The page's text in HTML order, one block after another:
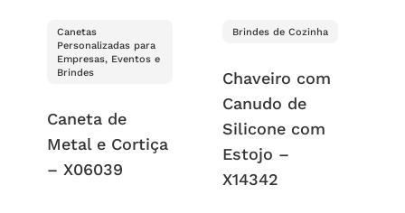
Canetas
Personalizadas para
Empresas, Eventos e
Brindes
Caneta de
Metal e Cortiça
– X06039
Brindes de Cozinha
Chaveiro com
Canudo de
Silicone com
Estojo –
X14342